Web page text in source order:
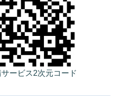
ービス2次元コード